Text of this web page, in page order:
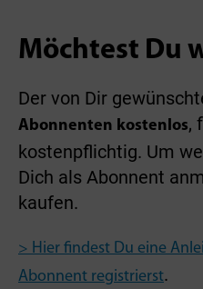
Möchtest Du
Der von Dir
Abonnenten kostenlos,
kostenpflichtig. Um
Dich als Abonnent
kaufen.
> Hier findest Du eine
Abonnent registrierst.